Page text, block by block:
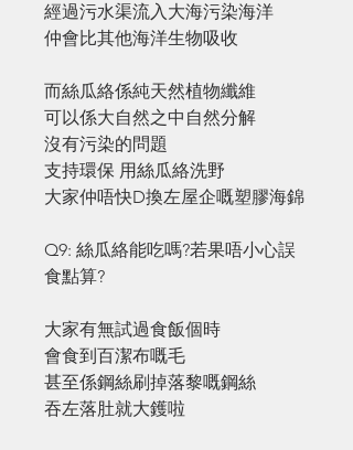
經過污水渠流入大海污染海洋
仲會比其他海洋生物吸收
而絲瓜絡係純天然植物纖維
可以係大自然之中自然分解
沒有污染的問題
支持環保 用絲瓜絡洗野
大家仲唔快D換左屋企嘅塑膠海錦
Q9: 絲瓜絡能吃嗎?若果唔小心誤
食點算?
大家有無試過食飯個時
會食到百潔布嘅毛
甚至係鋼絲刷掉落黎嘅鋼絲
吞左落肚就大鑊啦